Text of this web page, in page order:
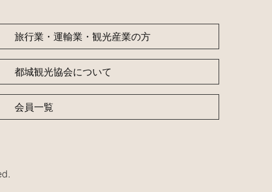
旅行業・運輸業・観光産業の方
都城観光協会について
会員一覧